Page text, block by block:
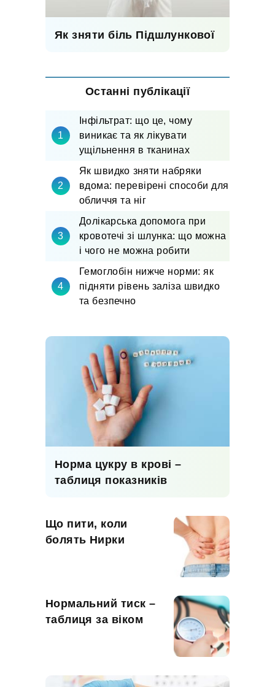
Як зняти біль Підшлункової
Останні публікації
Інфільтрат: що це, чому
виникає та як лікувати
ущільнення в тканинах
Як швидко зняти набряки
вдома: перевірені способи для
обличчя та ніг
Долікарська допомога при
кровотечі зі шлунка: що можна
і чого не можна робити
Гемоглобін нижче норми: як
підняти рівень заліза швидко
та безпечно
Норма цукру в крові –
таблиця показників
Що пити, коли
болять Нирки
Нормальний тиск –
таблиця за віком